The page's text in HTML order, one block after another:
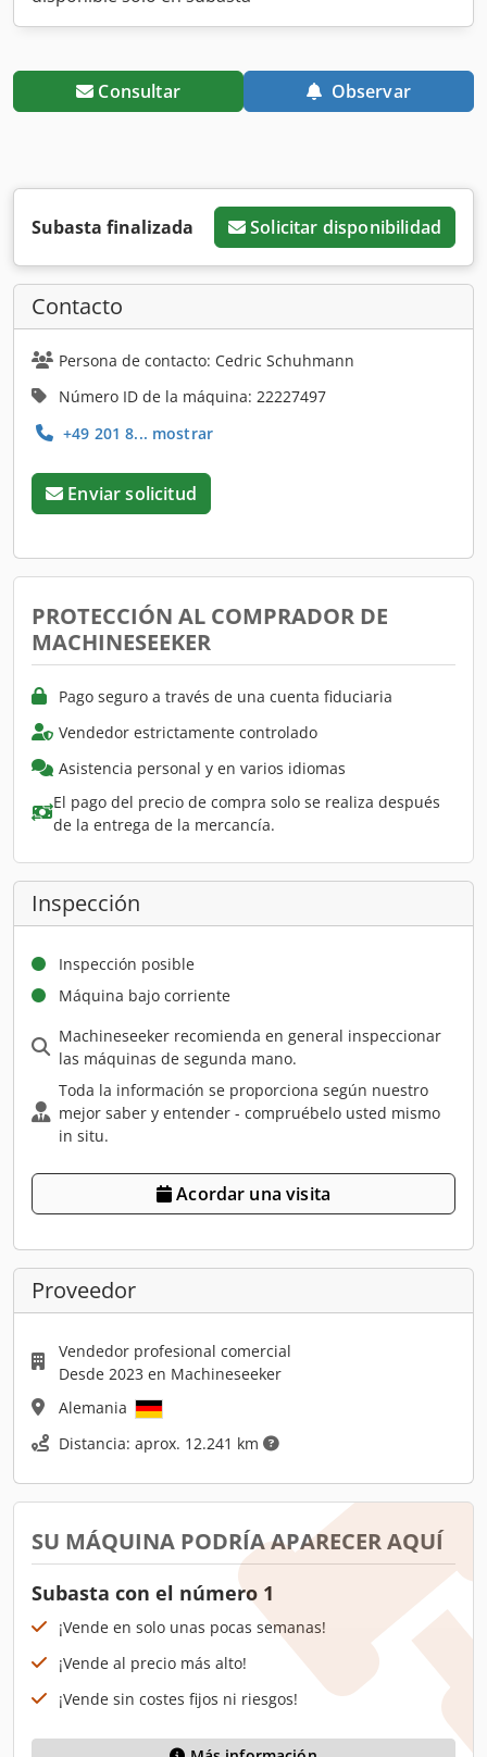
Consultar Observar
Subasta finalizada Solicitar disponibilidad
Contacto
Persona de contacto: Cedric Schuhmann
Número ID de la máquina: 22227497
+49 201 8... mostrar
Enviar solicitud
PROTECCIÓN AL COMPRADOR DE
MACHINESEEKER
Pago seguro a través de una cuenta fiduciaria
Vendedor estrictamente controlado
Asistencia personal y en varios idiomas
El pago del precio de compra solo se realiza después
de la entrega de la mercancía.
Inspección
Inspección posible
Máquina bajo corriente
Machineseeker recomienda en general inspeccionar
las máquinas de segunda mano.
Toda la información se proporciona según nuestro
mejor saber y entender - compruébelo usted mismo
in situ.
Acordar una visita
Proveedor
Vendedor profesional comercial
Desde 2023 en Machineseeker
Alemania
Distancia: aprox. 12.241 km
SU MÁQUINA PODRÍA APARECER AQUÍ
Subasta con el número 1
¡Vende en solo unas pocas semanas!
¡Vende al precio más alto!
¡Vende sin costes fijos ni riesgos!